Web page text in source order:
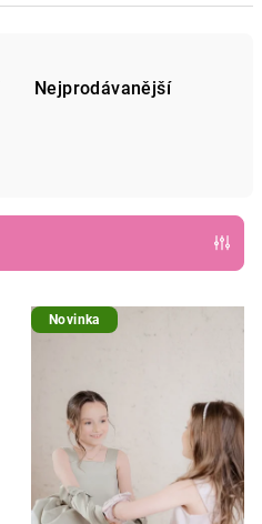
Nejprodávanější
Novinka